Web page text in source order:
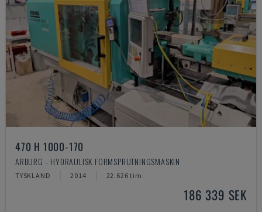
470 H 1000-170
ARBURG - HYDRAULISK FORMSPRUTNINGSMASKIN
TYSKLAND 2014 22.626 tim.
186 339 SEK